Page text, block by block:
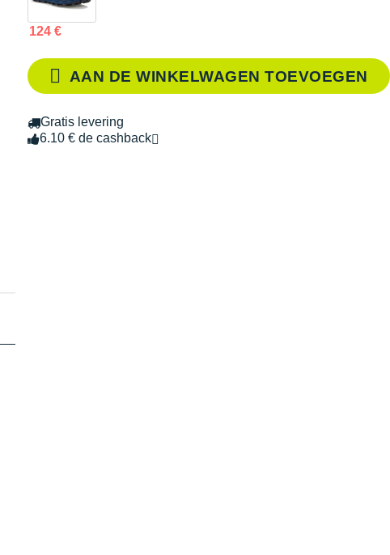
124 €
AAN DE WINKELWAGEN TOEVOEGEN
Gratis levering
6.10 € de cashback